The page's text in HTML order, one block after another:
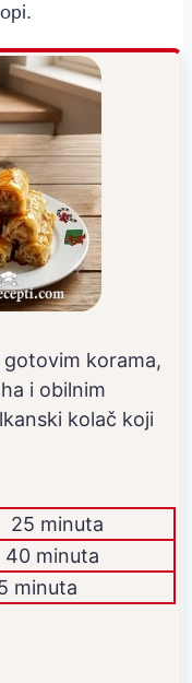
gotovim korama,
i obilnim
kolač koji
25 minuta
40 minuta
minuta